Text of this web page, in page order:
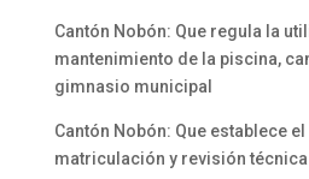
Cantón Nobón: Que regula la
mantenimiento de la piscina,
gimnasio municipal
Cantón Nobón: Que establece
matriculación y revisión